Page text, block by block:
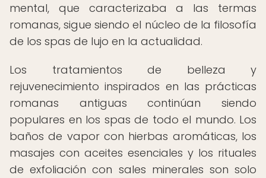
mental, que caracterizaba a las termas
romanas, sigue siendo el núcleo de la filosofía
de los spas de lujo en la actualidad.
Los tratamientos de belleza y
rejuvenecimiento inspirados en las prácticas
romanas antiguas continúan siendo
populares en los spas de todo el mundo. Los
baños de vapor con hierbas aromáticas, los
masajes con aceites esenciales y los rituales
de exfoliación con sales minerales son solo